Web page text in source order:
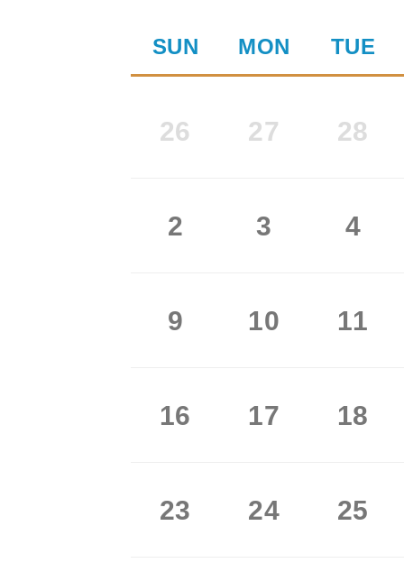
SUN MON TUE
26 27 28
2 3 4
9 10 11
16 17 18
23 24 25